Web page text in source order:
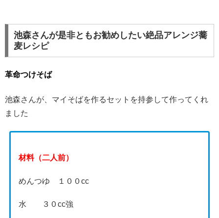
池森さんが是非ともお勧めしたい絶品アレンジ蕎
麦レシピ
革命つけそば
池森さんが、マイそばを作るセットを持参して作ってくれ
ました
材料（二人前）
めんつゆ １００cc
水 ３０cc強